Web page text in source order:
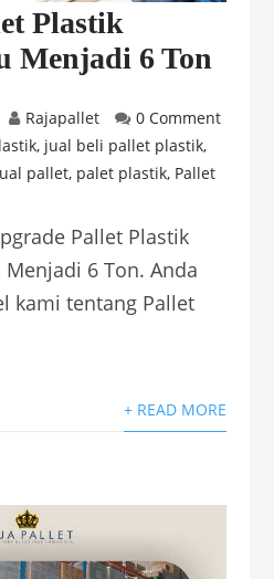
Plastik
Menjadi 6 Ton
Rajapallet
0 Comment
, jual beli pallet plastik,
pallet, palet plastik, Pallet
Pallet Plastik
6 Ton. Anda
kami tentang Pallet
+ READ MORE